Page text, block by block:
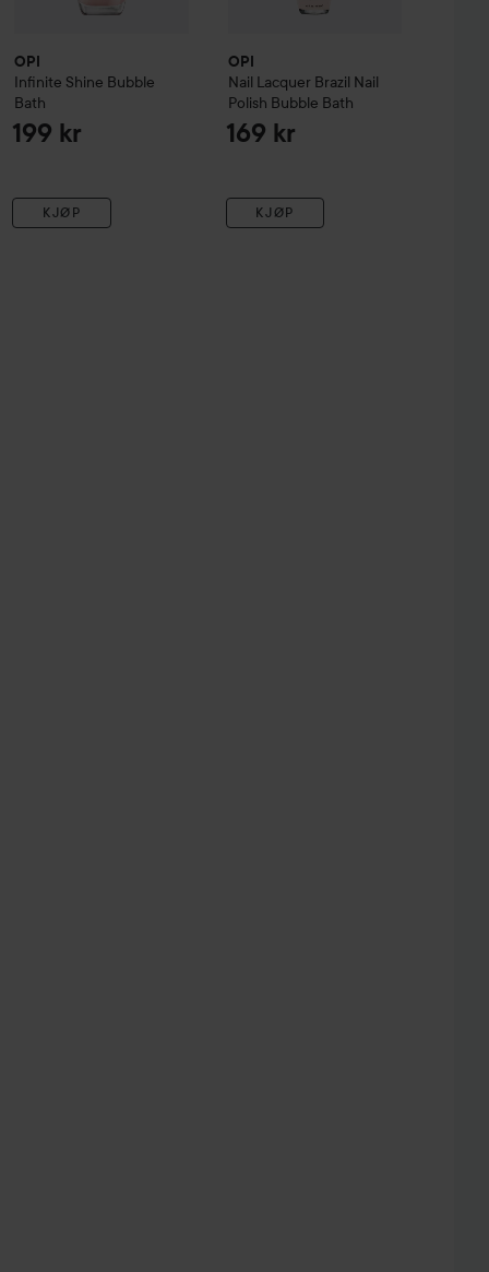
OPI
Infinite Shine Bubble
Bath
199 kr
KJØP
OPI
Nail Lacquer Brazil Nail
Polish Bubble Bath
169 kr
KJØP